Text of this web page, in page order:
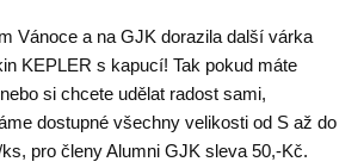
Vánoce a na GJK dorazila další várka
KEPLER s kapucí! Tak pokud máte
si chcete udělat radost sami,
dostupné všechny velikosti od S až do
pro členy Alumni GJK sleva 50,-Kč.